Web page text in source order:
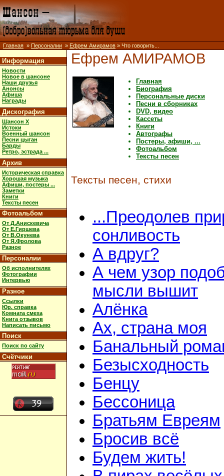
Главная » Персоналии » Ефрем Амирамов » Что говорить...
Информация
Новости
Новое в шансоне
Наши друзья
Анонсы
Афиша
Награды
Дискография
Шансон X
Истоки
Военный шансон
Песни цыган
Барды
Ретро, эстрада ...
Архив
Историческая справка
Хорошая музыка
Афиши, постеры ...
Заметки
Книги
Тексты песен
Фотоальбом
От Д.Анискевича
От Е.Гиршева
От В.Окунева
От Я.Фролова
Разное
Персоналии
Об исполнителях
Фотографии
Интервью
Разное
Ссылки
Юр. справка
Комната смеха
Книга отзывов
Написать письмо
Поиск
Поиск по сайту
Счётчики
Ефрем АМИРАМОВ
Главная
Биография
Персональные диски
Песни в сборниках
DVD, видео
Кассеты
Книги
Автографы
Постеры, афиши, ...
Фотоальбом
Тексты песен
Тексты песен, стихи
...Преодолев
сонливость
А вдруг?
А чем узор
мысли вышит
Алёнка
Ах, страна моя
Банальный
Безысходность
Бенцу
Бессоница
Братьям Евреям
Бросив всё
Будем жить!